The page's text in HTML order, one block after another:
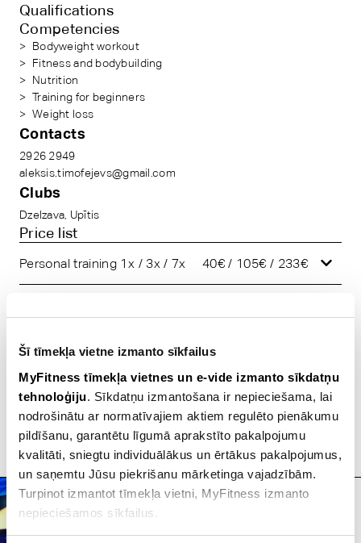
Šī tīmekļa vietne izmanto sīkfailus
MyFitness tīmekļa vietnes un e-vide izmanto sīkdatņu
tehnoloģiju. Sīkdatņu izmantošana ir nepieciešama, lai
nodrošinātu ar normatīvajiem aktiem regulēto pienākumu
pildīšanu, garantētu līgumā aprakstīto pakalpojumu
kvalitāti, sniegtu individuālākus un ērtākus pakalpojumus,
un saņemtu Jūsu piekrišanu mārketinga vajadzībām.
Turpinot izmantot tīmekļa vietni, MyFitness izmanto
nepieciešamos sīkfailus.
Qualifications
Competencies
Bodyweight workout
Fitness and bodybuilding
Nutrition
Training for beginners
Weight loss
Contacts
2926 2949
aleksis.timofejevs@gmail.com
Clubs
Dzelzava Upītis
Price list
Personal training 1x / 3x / 7x 40€ / 105€ / 233€
52€ / 138€ / 306€
Body analysis 20€
SEND EMAIL
Book a trial training
session